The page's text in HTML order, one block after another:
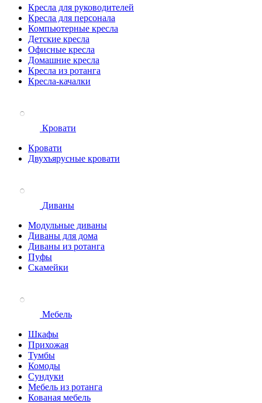
Кресла для руководителей
Кресла для персонала
Компьютерные кресла
Детские кресла
Офисные кресла
Домашние кресла
Кресла из ротанга
Кресла-качалки
Кровати
Кровати
Двухъярусные кровати
Диваны
Модульные диваны
Диваны для дома
Диваны из ротанга
Пуфы
Скамейки
Мебель
Шкафы
Прихожая
Тумбы
Комоды
Сундуки
Мебель из ротанга
Кованая мебель